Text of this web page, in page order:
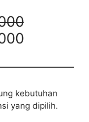
kebutuhan
yang dipilih.